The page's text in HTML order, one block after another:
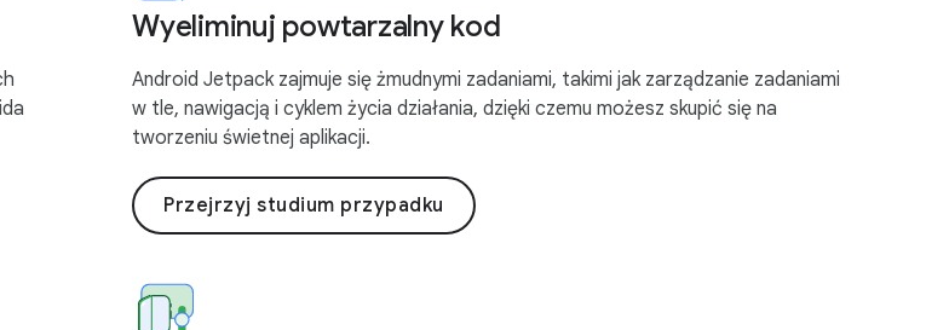
Wyeliminuj powtarzalny kod
Android Jetpack zajmuje się żmudnymi zadaniami, takimi jak zarządzanie zadaniami
w tle, nawigacją i cyklem życia działania, dzięki czemu możesz skupić się na
tworzeniu świetnej aplikacji.
Przejrzyj studium przypadku